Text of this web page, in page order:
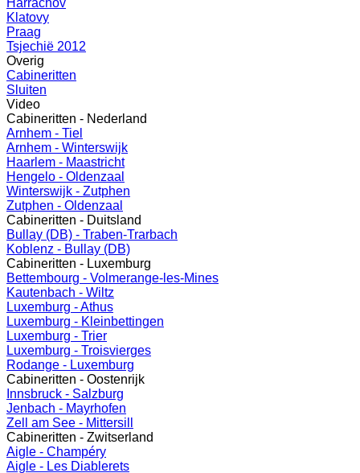
Harrachov
Klatovy
Praag
Tsjechië 2012
Overig
Cabineritten
Sluiten
Video
Cabineritten - Nederland
Arnhem - Tiel
Arnhem - Winterswijk
Haarlem - Maastricht
Hengelo - Oldenzaal
Winterswijk - Zutphen
Zutphen - Oldenzaal
Cabineritten - Duitsland
Bullay (DB) - Traben-Trarbach
Koblenz - Bullay (DB)
Cabineritten - Luxemburg
Bettembourg - Volmerange-les-Mines
Kautenbach - Wiltz
Luxemburg - Athus
Luxemburg - Kleinbettingen
Luxemburg - Trier
Luxemburg - Troisvierges
Rodange - Luxemburg
Cabineritten - Oostenrijk
Innsbruck - Salzburg
Jenbach - Mayrhofen
Zell am See - Mittersill
Cabineritten - Zwitserland
Aigle - Champéry
Aigle - Les Diablerets